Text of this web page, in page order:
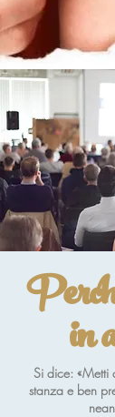
in
Si dice: «Metti
stanza e ben